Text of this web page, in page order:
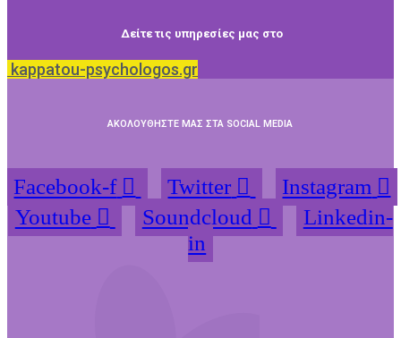
Δείτε τις υπηρεσίες μας στο
kappatou-psychologos.gr
ΑΚΟΛΟΥΘΗΣΤΕ ΜΑΣ ΣΤΑ SOCIAL MEDIA
Facebook-f Twitter
Instagram
Youtube
Soundcloud
Linkedin-
in